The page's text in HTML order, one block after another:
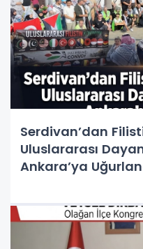
Serdivan’dan
Uluslararası
Ankara’ya